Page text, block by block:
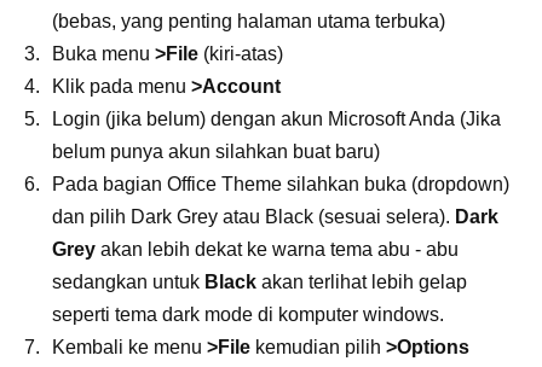
(bebas, yang penting halaman utama terbuka)
Buka menu >File (kiri-atas)
Klik pada menu >Account
Login (jika belum) dengan akun Microsoft Anda (Jika
belum punya akun silahkan buat baru)
Pada bagian Office Theme silahkan buka (dropdown)
dan pilih Dark Grey atau Black (sesuai selera). Dark
Grey akan lebih dekat ke warna tema abu - abu
sedangkan untuk Black akan terlihat lebih gelap
seperti tema dark mode di komputer windows.
Kembali ke menu >File kemudian pilih >Options